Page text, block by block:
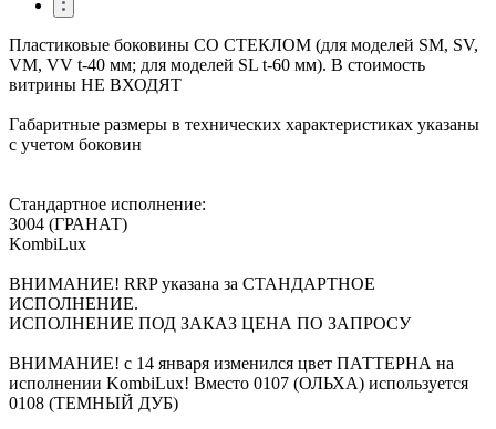
Пластиковые боковины СО СТЕКЛОМ (для моделей SM, SV,
VM, VV t-40 мм; для моделей SL t-60 мм). В стоимость
витрины НЕ ВХОДЯТ
Габаритные размеры в технических характеристиках указаны
с учетом боковин
Стандартное исполнение:
3004 (ГРАНАТ)
KombiLux
ВНИМАНИЕ! RRP указана за СТАНДАРТНОЕ
ИСПОЛНЕНИЕ.
ИСПОЛНЕНИЕ ПОД ЗАКАЗ ЦЕНА ПО ЗАПРОСУ
ВНИМАНИЕ! с 14 января изменился цвет ПАТТЕРНА на
исполнении KombiLux! Вместо 0107 (ОЛЬХА) используется
0108 (ТЕМНЫЙ ДУБ)